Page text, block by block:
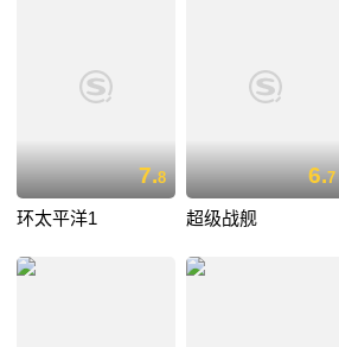
7.8
环太平洋1
6.7
超级战舰